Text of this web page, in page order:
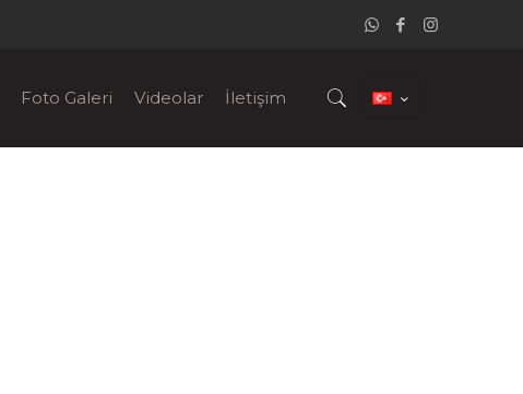
Foto Galeri Videolar İletişim